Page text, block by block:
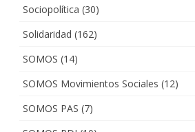
Sociopolítica (30)
Solidaridad (162)
SOMOS (14)
SOMOS Movimientos Sociales (12)
SOMOS PAS (7)